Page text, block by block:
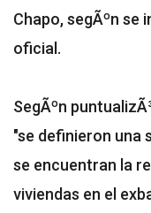
Chapo, segÃºn se
oficial.
SegÃºn
"se definieron una
se encuentran la
viviendas en el